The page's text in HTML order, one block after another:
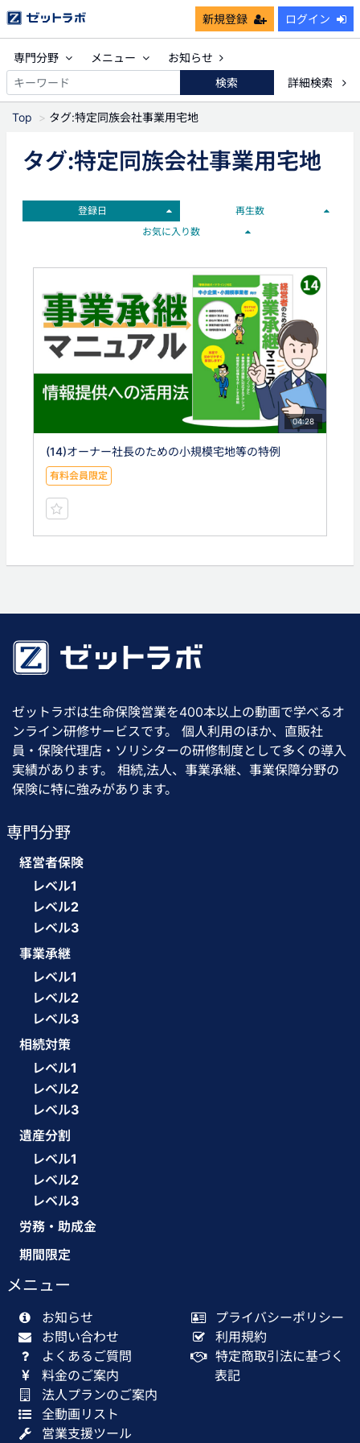
新規登録 ログイン
専門分野 メニュー
お知らせ
検索
詳細検索
Top タグ:特定同族会社事業用宅地
タグ:特定同族会社事業用宅地
登録日
再生数
お気に入り数
04:28
(14)オーナー社長のための小規模宅地等の特例
有料会員限定
ゼットラボは生命保険営業を400本以上の動画で学べるオ
ンライン研修サービスです。 個人利用のほか、直販社
員・保険代理店・ソリシターの研修制度として多くの導入
実績があります。 相続,法人、事業承継、事業保障分野の
保険に特に強みがあります。
専門分野
経営者保険
レベル1
レベル2
レベル3
事業承継
レベル1
レベル2
レベル3
相続対策
レベル1
レベル2
レベル3
遺産分割
レベル1
レベル2
レベル3
労務・助成金
期間限定
メニュー
お知らせ
お問い合わせ
よくあるご質問
料金のご案内
法人プランのご案内
全動画リスト
営業支援ツール
プライバシーポリシー
利用規約
特定商取引法に基づく
表記